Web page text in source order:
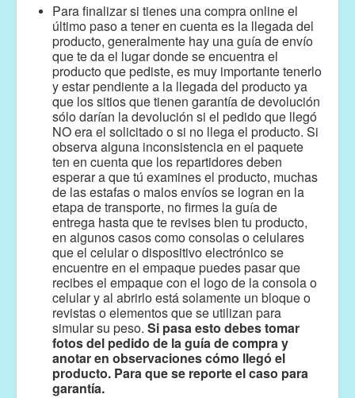
Para finalizar si tienes una compra online el
último paso a tener en cuenta es la llegada del
producto, generalmente hay una guía de envío
que te da el lugar donde se encuentra el
producto que pediste, es muy importante tenerlo
y estar pendiente a la llegada del producto ya
que los sitios que tienen garantía de devolución
sólo darían la devolución si el pedido que llegó
NO era el solicitado o si no llega el producto. Si
observa alguna inconsistencia en el paquete
ten en cuenta que los repartidores deben
esperar a que tú examines el producto, muchas
de las estafas o malos envíos se logran en la
etapa de transporte, no firmes la guía de
entrega hasta que te revises bien tu producto,
en algunos casos como consolas o celulares
que el celular o dispositivo electrónico se
encuentre en el empaque puedes pasar que
recibes el empaque con el logo de la consola o
celular y al abrirlo está solamente un bloque o
revistas o elementos que se utilizan para
simular su peso. Si pasa esto debes tomar
fotos del pedido de la guía de compra y
anotar en observaciones cómo llegó el
producto. Para que se reporte el caso para
garantía.